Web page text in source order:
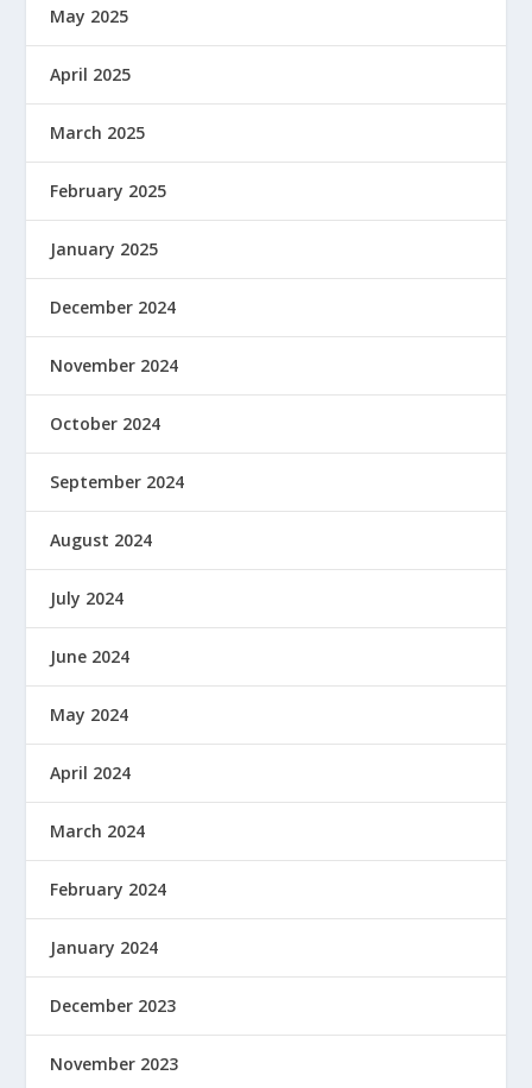
May 2025
April 2025
March 2025
February 2025
January 2025
December 2024
November 2024
October 2024
September 2024
August 2024
July 2024
June 2024
May 2024
April 2024
March 2024
February 2024
January 2024
December 2023
November 2023